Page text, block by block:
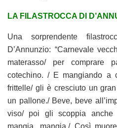
LA FILASTROCCA DI
Una sorprendente
D’Annunzio: “Carnevale
materasso/ per comprare
cotechino. / E mangiando a
frittelle/ gli è cresciuto un
un pallone./ Beve, beve
viso/ poi gli scoppia anche
mangia, mangia./ Così